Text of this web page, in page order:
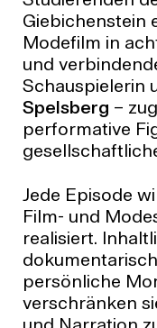
Giebichenstein
Modefilm in
und
Schauspielerin
Spelsberg –
performative
Jede Episode
Film- und
realisiert.
persönliche
verschränken